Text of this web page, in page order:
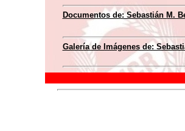
Documentos de: Sebastián M.
Galería de Imágenes de: